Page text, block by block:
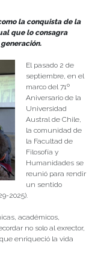
la conquista de la
que lo consagra
El pasado 2 de
septiembre, en el
marco del 71º
Aniversario de la
Universidad
Austral de Chile,
la comunidad de
la Facultad de
Filosofía y
Humanidades se
reunió para rendir
un sentido
2025).
académicos,
no solo al exrector,
enriqueció la vida